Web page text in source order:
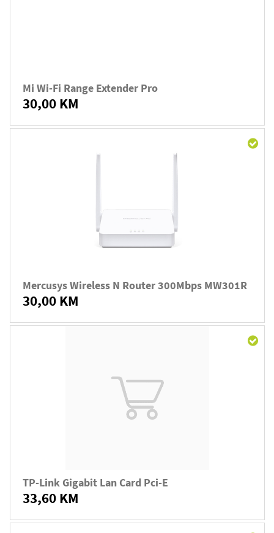
Mi Wi-Fi Range Extender Pro
30,00 KM
Mercusys Wireless N Router 300Mbps MW301R
30,00 KM
TP-Link Gigabit Lan Card Pci-E
33,60 KM